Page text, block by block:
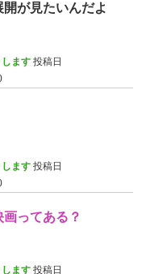
が見たいんだよ
ます 投稿日
ます 投稿日
画ってある？
ます 投稿日